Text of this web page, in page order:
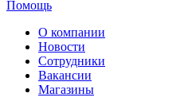
Помощь
О компании
Новости
Сотрудники
Вакансии
Магазины